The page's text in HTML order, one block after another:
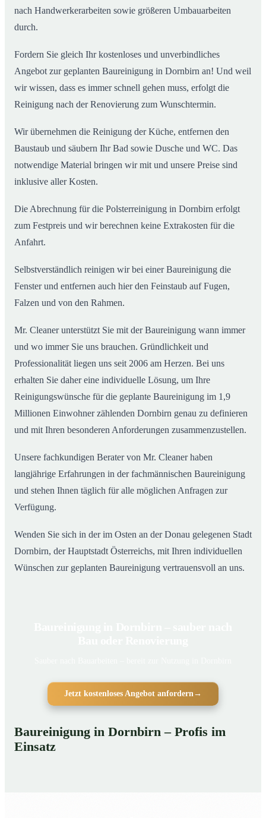
nach Handwerkerarbeiten sowie größeren Umbauarbeiten
durch.
Fordern Sie gleich Ihr kostenloses und unverbindliches
Angebot zur geplanten Baureinigung in Dornbirn an! Und weil
wir wissen, dass es immer schnell gehen muss, erfolgt die
Reinigung nach der Renovierung zum Wunschtermin.
Wir übernehmen die Reinigung der Küche, entfernen den
Baustaub und säubern Ihr Bad sowie Dusche und WC. Das
notwendige Material bringen wir mit und unsere Preise sind
inklusive aller Kosten.
Die Abrechnung für die Polsterreinigung in Dornbirn erfolgt
zum Festpreis und wir berechnen keine Extrakosten für die
Anfahrt.
Selbstverständlich reinigen wir bei einer Baureinigung die
Fenster und entfernen auch hier den Feinstaub auf Fugen,
Falzen und von den Rahmen.
Mr. Cleaner unterstützt Sie mit der Baureinigung wann immer
und wo immer Sie uns brauchen. Gründlichkeit und
Professionalität liegen uns seit 2006 am Herzen. Bei uns
erhalten Sie daher eine individuelle Lösung, um Ihre
Reinigungswünsche für die geplante Baureinigung im 1,9
Millionen Einwohner zählenden Dornbirn genau zu definieren
und mit Ihren besonderen Anforderungen zusammenzustellen.
Unsere fachkundigen Berater von Mr. Cleaner haben
langjährige Erfahrungen in der fachmännischen Baureinigung
und stehen Ihnen täglich für alle möglichen Anfragen zur
Verfügung.
Wenden Sie sich in der im Osten an der Donau gelegenen Stadt
Dornbirn, der Hauptstadt Österreichs, mit Ihren individuellen
Wünschen zur geplanten Baureinigung vertrauensvoll an uns.
Jetzt kostenloses Angebot anfordern→
Baureinigung in Dornbirn – Profis im
Einsatz